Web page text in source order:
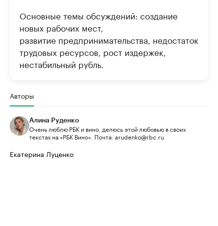
Основные темы обсуждений: создание
новых рабочих мест,
развитие предпринимательства, недостаток
трудовых ресурсов, рост издержек,
нестабильный рубль.
Авторы
Алина Руденко
Очень люблю РБК и вино, делюсь этой любовью в своих
текстах на «РБК Вино». Почта: arudenko@rbc.ru
Екатерина Луценко